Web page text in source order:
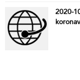
2020-